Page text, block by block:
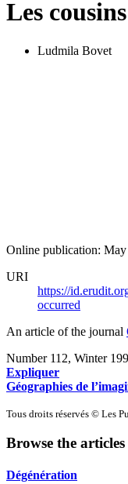
Les
Ludmila Bovet
Online publication:
URI
https://
occurred
An article of the journal
Number 112, Winter
Expliquer
Géographies de
Tous droits réservés © Les
Browse the
Dégénération